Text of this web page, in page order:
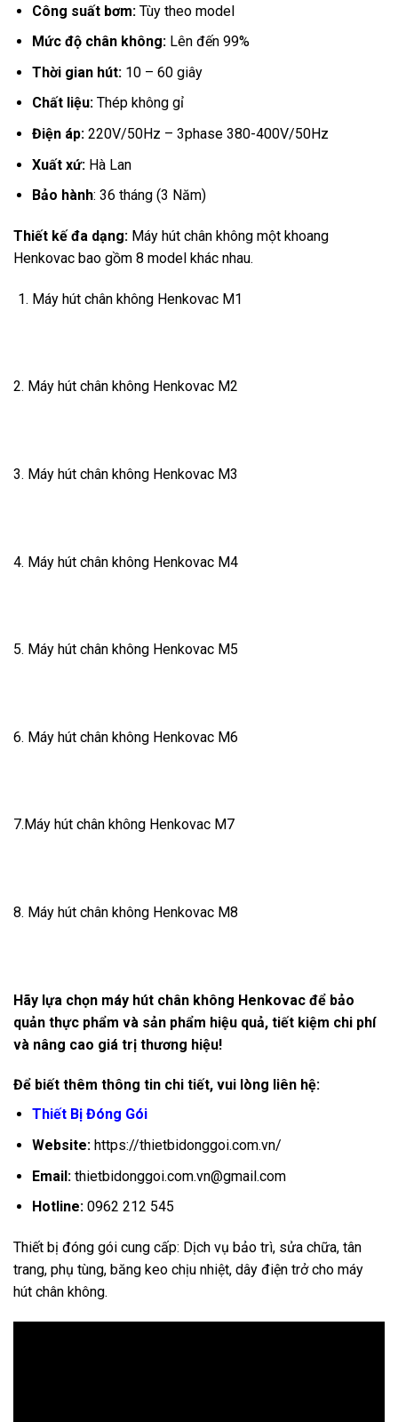
Công suất bơm:Tùy theo model
Mức độ chân không:Lên đến 99%
Thời gian hút:10 – 60 giây
Chất liệu:Thép không gỉ
Điện áp:220V/50Hz – 3phase 380-400V/50Hz
Xuất xứ:Hà Lan
Bảo hành: 36 tháng (3 Năm)
Thiết kế đa dạng: Máy hút chân không một khoang
Henkovac bao gồm 8 model khác nhau.
Máy hút chân không Henkovac M1
2. Máy hút chân không Henkovac M2
3. Máy hút chân không Henkovac M3
4. Máy hút chân không Henkovac M4
5. Máy hút chân không Henkovac M5
6. Máy hút chân không Henkovac M6
7.Máy hút chân không Henkovac M7
8. Máy hút chân không Henkovac M8
Hãy lựa chọn máy hút chân không Henkovac để bảo
quản thực phẩm và sản phẩm hiệu quả, tiết kiệm chi phí
và nâng cao giá trị thương hiệu!
Để biết thêm thông tin chi tiết, vui lòng liên hệ:
Thiết Bị Đóng Gói
Website: https://thietbidonggoi.com.vn/
Email:thietbidonggoi.com.vn@gmail.com
Hotline:0962 212 545
Thiết bị đóng gói cung cấp: Dịch vụ bảo trì, sửa chữa, tân
trang, phụ tùng, băng keo chịu nhiệt, dây điện trở cho máy
hút chân không.